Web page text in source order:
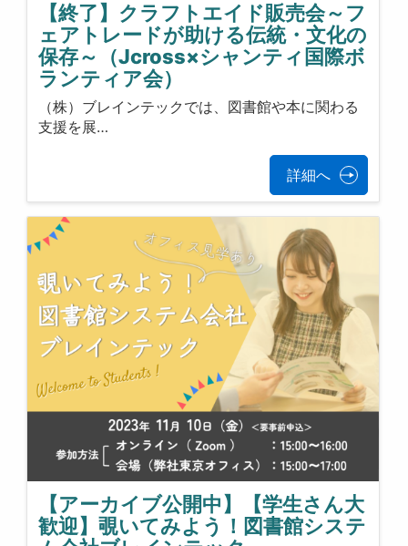
【終了】クラフトエイド販売会～フ
ェアトレードが助ける伝統・文化の
保存～（Jcross×シャンティ国際ボ
ランティア会）
（株）ブレインテックでは、図書館や本に関わる
支援を展…
詳細へ
【アーカイブ公開中】【学生さん大
歓迎】覗いてみよう！図書館システ